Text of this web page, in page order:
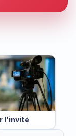
l'invité